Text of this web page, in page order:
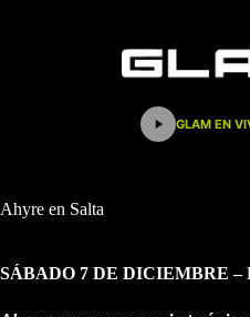
GLAM EN
Ahyre en Salta
SÁBADO 7 DE DICIEMBRE